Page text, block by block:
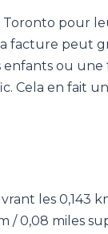
pour
facture peut
ou une
Cela en fait
les 0,143
/ 0,08 miles